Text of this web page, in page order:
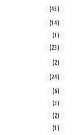
(45)
(14)
(1)
(23)
(2)
(24)
(6)
(3)
(2)
(1)